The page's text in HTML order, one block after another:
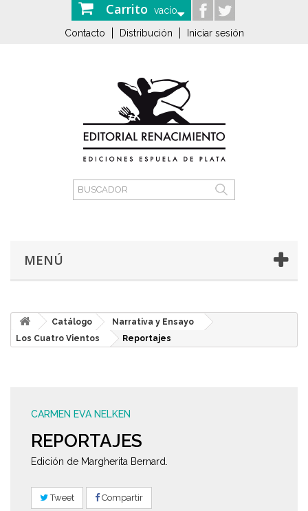
Carrito vacío
Contacto Distribución Iniciar sesión
MENÚ
Catálogo
Narrativa y Ensayo
Los Cuatro Vientos
Reportajes
CARMEN EVA NELKEN
REPORTAJES
Edición de Margherita Bernard.
Tweet Compartir